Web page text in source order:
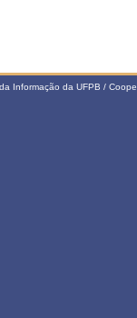
Informação da UFPB /